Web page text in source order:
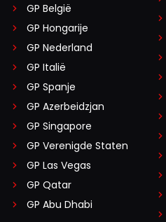
GP België
GP Hongarije
GP Nederland
GP Italië
GP Spanje
GP Azerbeidzjan
GP Singapore
GP Verenigde Staten
GP Las Vegas
GP Qatar
GP Abu Dhabi